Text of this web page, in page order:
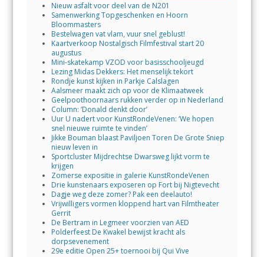
Nieuw asfalt voor deel van de N201
Samenwerking Topgeschenken en Hoorn
Bloommasters
Bestelwagen vat vlam, vuur snel geblust!
Kaartverkoop Nostalgisch Filmfestival start 20
augustus
Mini-skatekamp VZOD voor basisschooljeugd
Lezing Midas Dekkers: Het menselijk tekort
Rondje kunst kijken in Parkje Calslagen
Aalsmeer maakt zich op voor de Klimaatweek
Geelpoothoornaars rukken verder op in Nederland
Column: ‘Donald denkt door’
Uur U nadert voor KunstRondeVenen: ‘We hopen
snel nieuwe ruimte te vinden’
Jikke Bouman blaast Paviljoen Toren De Grote Sniep
nieuw leven in
Sportcluster Mijdrechtse Dwarsweg lijkt vorm te
krijgen
Zomerse expositie in galerie KunstRondeVenen
Drie kunstenaars exposeren op Fort bij Nigtevecht
Dagje weg deze zomer? Pak een deelauto!
Vrijwilligers vormen kloppend hart van Filmtheater
Gerrit
De Bertram in Legmeer voorzien van AED
Polderfeest De Kwakel bewijst kracht als
dorpsevenement
29e editie Open 25+ toernooi bij Qui Vive